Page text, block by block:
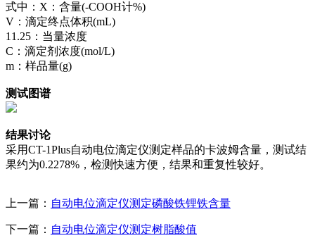
式中：X：含量(-COOH计%)
V：滴定终点体积(mL)
11.25：当量浓度
C：滴定剂浓度(mol/L)
m：样品量(g)
测试图谱
结果讨论
采用CT-1Plus自动电位滴定仪测定样品的卡波姆含量，测试结
果约为0.2278%，检测快速方便，结果和重复性较好。
上一篇： 自动电位滴定仪测定磷酸铁锂铁含量
下一篇： 自动电位滴定仪测定树脂酸值